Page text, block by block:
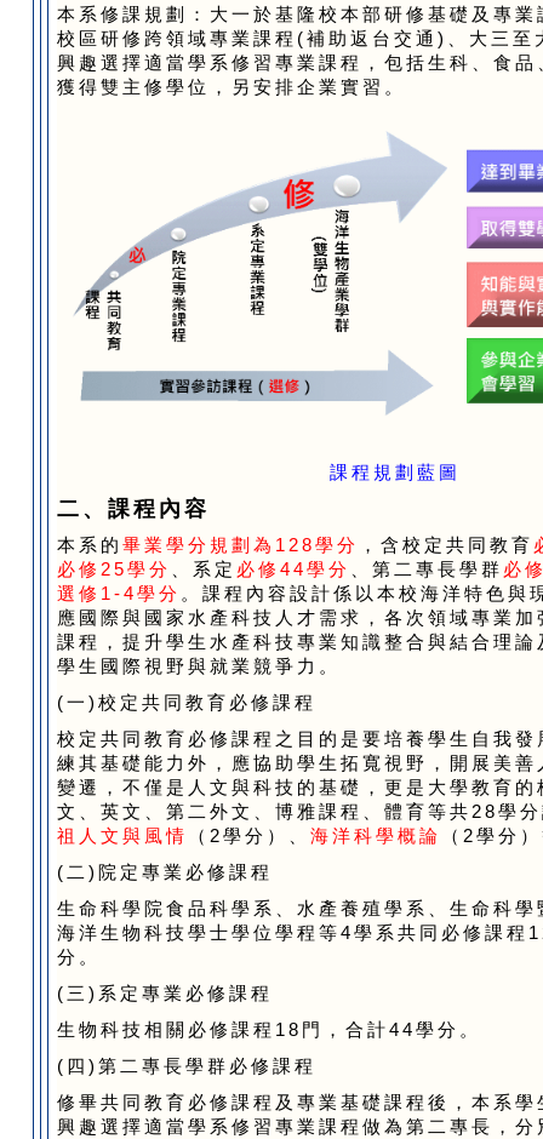
本系修課規劃：大一於基隆校本部研修基礎及專
校區研修跨領域專業課程(補助返台交通)、大三至
興趣選擇適當學系修習專業課程，包括生科、食
獲得雙主修學位，另安排企業實習。
課程規劃藍圖
二、課程內容
本系的 畢業學分規劃為128學分 ，含校定共同教育
必修25學分 、系定 必修 44學分 、第二專長學群 必
選修1-4學分 。課程內容設計係以本校海洋特色與
應國際與國家水產科技人才需求，各次領域專業
課程，提升學生水產科技專業知識整合與結合理
學生國際視野與就業競爭力。
(一)校定共同教育必修課程
校定共同教育必修課程之目的是要培養學生自我
練其基礎能力外，應協助學生拓寬視野，開展美
變遷，不僅是人文與科技的基礎，更是大學教育
文、英文、第二外文、博雅課程、體育等共28學
祖人文與風情
（2學分）、 海洋科學概論
（2學分
(二)院定專業必修課程
生命科學院食品科學系、水產養殖學系、生命科
海洋生物科技學士學位學程等4學系共同必修課程
分。
(三)系定專業必修課程
生物科技相關必修課程18門，合計44學分。
(四)第二專長學群必修課程
修畢共同教育必修課程及專業基礎課程後，本系
興趣選擇適當學系修習專業課程做為第二專長，